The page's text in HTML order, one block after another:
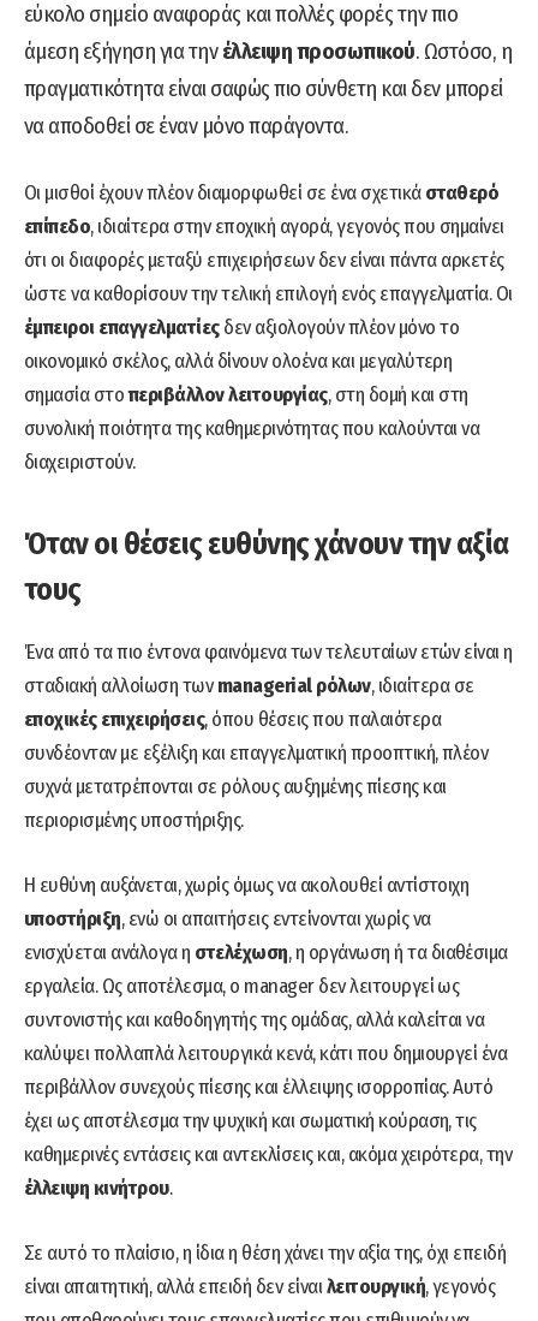
εύκολο σημείο αναφοράς και πολλές φορές την πιο
άμεση εξήγηση για τηνέλλειψη προσωπικού. Ωστόσο, η
πραγματικότητα είναι σαφώς πιο σύνθετη και δεν μπορεί
να αποδοθεί σε έναν μόνο παράγοντα.
Οι μισθοί έχουν πλέον διαμορφωθεί σε ένα σχετικάσταθερό
επίπεδο, ιδιαίτερα στην εποχική αγορά, γεγονός που σημαίνει
ότι οι διαφορές μεταξύ επιχειρήσεων δεν είναι πάντα αρκετές
ώστε να καθορίσουν την τελική επιλογή ενός επαγγελματία. Οι
έμπειροι επαγγελματίεςδεν αξιολογούν πλέον μόνο το
οικονομικό σκέλος, αλλά δίνουν ολοένα και μεγαλύτερη
σημασία στοπεριβάλλον λειτουργίας, στη δομή και στη
συνολική ποιότητα της καθημερινότητας που καλούνται να
διαχειριστούν.
Όταν οι θέσεις ευθύνης χάνουν την αξία
τους
Ένα από τα πιο έντονα φαινόμενα των τελευταίων ετών είναι η
σταδιακή αλλοίωση τωνmanagerialρόλων, ιδιαίτερα σε
εποχικές επιχειρήσεις, όπου θέσεις που παλαιότερα
συνδέονταν με εξέλιξη και επαγγελματική προοπτική, πλέον
συχνά μετατρέπονται σε ρόλους αυξημένης πίεσης και
περιορισμένης υποστήριξης.
Η ευθύνη αυξάνεται, χωρίς όμως να ακολουθεί αντίστοιχη
υποστήριξη, ενώ οι απαιτήσεις εντείνονται χωρίς να
ενισχύεται ανάλογα η στελέχωση, η οργάνωση ή τα διαθέσιμα
εργαλεία. Ως αποτέλεσμα, ο manager δεν λειτουργεί ως
συντονιστής και καθοδηγητής της ομάδας, αλλά καλείται να
καλύψει πολλαπλά λειτουργικά κενά, κάτι που δημιουργεί ένα
περιβάλλον συνεχούς πίεσης και έλλειψης ισορροπίας. Αυτό
έχει ως αποτέλεσμα την ψυχική και σωματική κούραση, τις
καθημερινές εντάσεις και αντεκλίσεις και, ακόμα χειρότερα, την
έλλειψη κινήτρου.
Σε αυτό το πλαίσιο, η ίδια η θέση χάνει την αξία της, όχι επειδή
είναι απαιτητική, αλλά επειδή δεν είναιλειτουργική, γεγονός